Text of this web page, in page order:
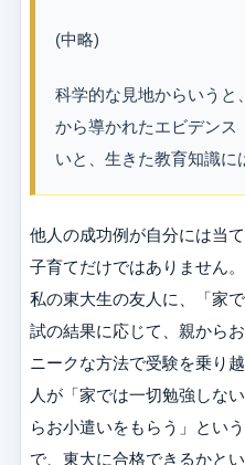
(中略)
科学的な見地からいうと
から導かれたエビデンス
いと、生きた教育知識に
他人の成功例が自分には当
子育てだけではありません。
私の東大生の友人に、「家
試の結果に応じて、親から
ニークな方法で受験を乗り
人が「家では一切勉強しな
らお小遣いをもらう」とい
で、東大に合格できるかと